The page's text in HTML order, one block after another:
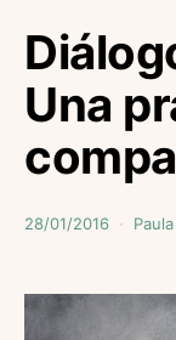
Una
28/01/2016